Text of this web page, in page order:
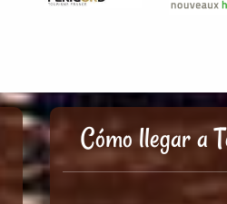
Cómo llegar a